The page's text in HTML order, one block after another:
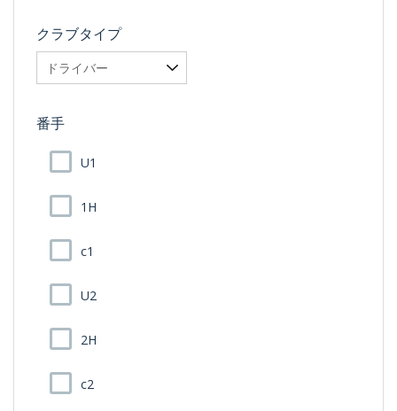
クラブタイプ
番手
U1
1H
c1
U2
2H
c2